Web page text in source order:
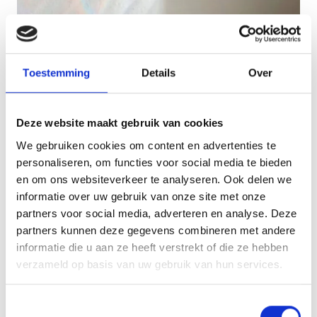
Toestemming Details Over
Deze website maakt gebruik van cookies
We gebruiken cookies om content en advertenties te
personaliseren, om functies voor social media te bieden
en om ons websiteverkeer te analyseren. Ook delen we
informatie over uw gebruik van onze site met onze
partners voor social media, adverteren en analyse. Deze
partners kunnen deze gegevens combineren met andere
informatie die u aan ze heeft verstrekt of die ze hebben
verzameld op basis van uw gebruik van hun services.